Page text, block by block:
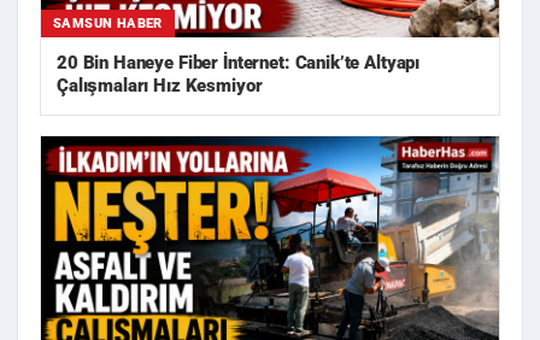
SAMSUN HABER
20 Bin Haneye Fiber İnternet: Canik’te Altyapı
Çalışmaları Hız Kesmiyor